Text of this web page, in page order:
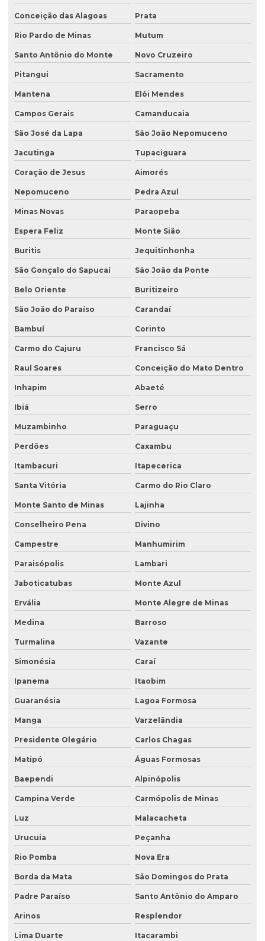
Licenciamento ambiental de fábricas
Licenciamento ambiental industrial
Licenciamento ambiental para lava jatos
Licenciamento ambiental licença prévia
Licenciamento ambiental para loteamento
Licenciamento ambiental para loteamento urbano
Licenciamento ambiental para mineração
Licenciamento ambiental para movimentação de terra
Licenciamento ambiental de oficina mecânica
Licenciamento ambiental para postos de combustíveis
Licenciamento ambiental de rodovias
Licenciamento ambiental trifásico
Licenciamento ambiental em unidades de conservação
Licenciamento ambiental urbano
Monitoramento de efluentes
Monitoramento de efluentes líquidos
Passivo ambiental investigação detalhada
Perfuração de poço de monitoramento
Plano de monitoramento de efluentes
Plano de recuperação de área degradada
Plano de recuperação de área degradada pela mineração
Poço de monitoramento
Poço de monitoramento afogado
Poço de monitoramento de água subterrânea
Poço de monitoramento ambiental
Poço de monitoramento de lençol freático
Poço de monitoramento multinível
Poço de monitoramento posto de combustível
Programa de monitoramento de efluentes líquidos
Projeto recuperação de área degradada
Projeto de recuperação de área degradada prad
Recuperação de área degradada por garimpo
Recuperação de área degradada pela agricultura
Recuperação de área degradada pela mineração
Recuperação de áreas ambientais degradadas
Recuperação de áreas ambientalmente degradadas
Recuperação de áreas degradadas e conservação do solo
Recuperação de áreas degradadas e passivos ambientais
Recuperação de áreas degradadas por regeneração natural
Recuperação de áreas degradadas com sistemas agroflorestais
Conceição das Alagoas Prata
Rio Pardo de Minas Mutum
Santo Antônio do Monte Novo Cruzeiro
Pitangui Sacramento
Mantena Elói Mendes
Campos Gerais Camanducaia
São José da Lapa São João Nepomuceno
Jacutinga Tupaciguara
Coração de Jesus Aimorés
Nepomuceno Pedra Azul
Minas Novas Paraopeba
Espera Feliz Monte Sião
Buritis Jequitinhonha
São Gonçalo do Sapucaí São João da Ponte
Belo Oriente Buritizeiro
São João do Paraíso Carandaí
Bambuí Corinto
Carmo do Cajuru Francisco Sá
Raul Soares Conceição do Mato Dentro
Inhapim Abaeté
Ibiá Serro
Muzambinho Paraguaçu
Perdões Caxambu
Itambacuri Itapecerica
Santa Vitória Carmo do Rio Claro
Monte Santo de Minas Lajinha
Conselheiro Pena Divino
Campestre Manhumirim
Paraisópolis Lambari
Jaboticatubas Monte Azul
Ervália Monte Alegre de Minas
Medina Barroso
Turmalina Vazante
Simonésia Caraí
Ipanema Itaobim
Guaranésia Lagoa Formosa
Manga Varzelândia
Presidente Olegário Carlos Chagas
Matipó Águas Formosas
Baependi Alpinópolis
Campina Verde Carmópolis de Minas
Luz Malacacheta
Urucuia Peçanha
Rio Pomba Nova Era
Borda da Mata São Domingos do Prata
Padre Paraíso Santo Antônio do Amparo
Arinos Resplendor
Lima Duarte Itacarambi